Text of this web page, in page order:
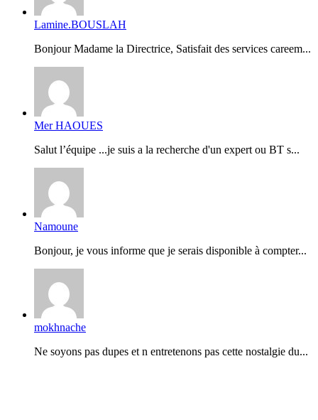
Lamine.BOUSLAH
Bonjour Madame la Directrice, Satisfait des services careem...
Mer HAOUES
Salut l’équipe ...je suis a la recherche d'un expert ou BT s...
Namoune
Bonjour, je vous informe que je serais disponible à compter...
mokhnache
Ne soyons pas dupes et n entretenons pas cette nostalgie du...